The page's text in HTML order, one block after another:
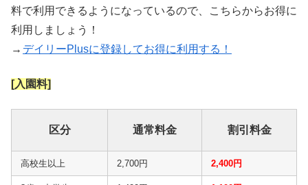
料で利用できるようになっているので、こちらからお得に
利用しましょう！
→ デイリーPlusに登録してお得に利用する！
[入園料]
区分 通常料金 割引料金
高校生以上 2,700円 2,400円